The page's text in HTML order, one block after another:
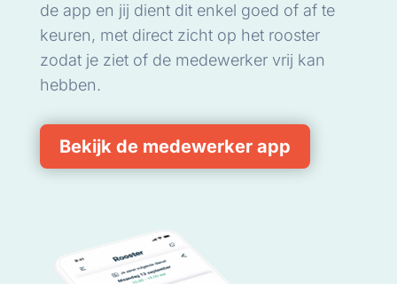
de app en jij dient dit enkel goed of af te
keuren, met direct zicht op het rooster
zodat je ziet of de medewerker vrij kan
hebben.
Bekijk de medewerker app